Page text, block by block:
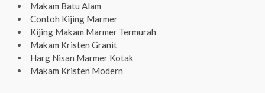
Makam Batu Alam
Contoh Kijing Marmer
Kijing Makam Marmer Termurah
Makam Kristen Granit
Harg Nisan Marmer Kotak
Makam Kristen Modern